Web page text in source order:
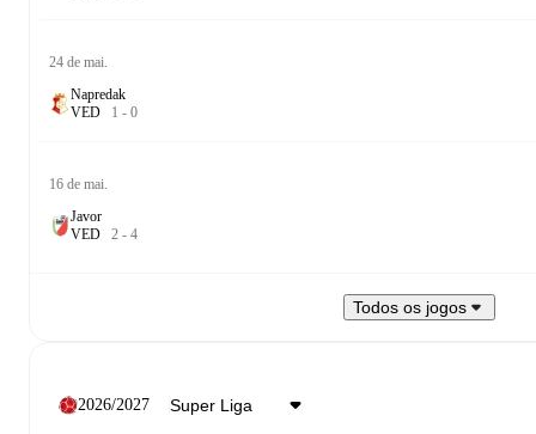
24 de mai.
Napredak
VED 1 - 0
16 de mai.
Javor
VED 2 - 4
Todos os jogos
2026/2027